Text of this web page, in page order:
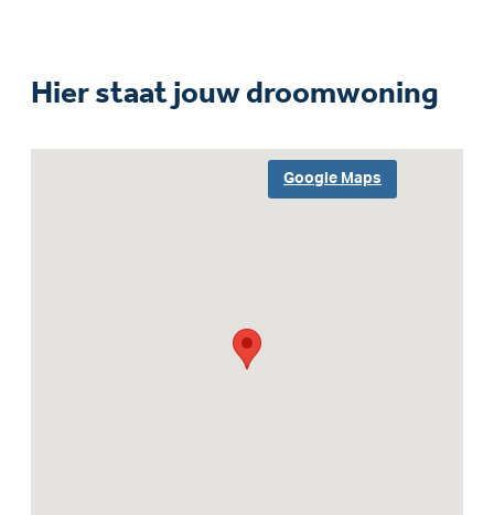
Hier staat jouw droomwoning
Google Maps